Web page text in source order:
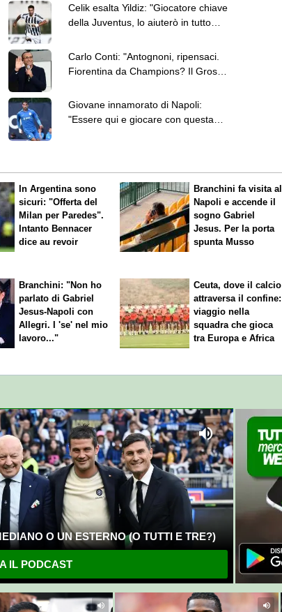
Celik esalta Yildiz: "Giocatore chiave
della Juventus, lo aiuterò in tutto
Carlo Conti: "Antognoni, ripensaci.
Fiorentina da Champions? Il Grosso
Giovane innamorato di Napoli:
"Essere qui e giocare con questa
In Argentina sono
sicuri: "Offerta del
Milan per Paredes".
Intanto Bennacer
diceau revoir
Branchini fa visita al
Napoli e accende il
sogno Gabriel
Jesus. Per la porta
spunta Musso
Branchini: "Non ho
parlato di Gabriel
Jesus-Napoli con
Allegri. I 'se' nel mio
lavoro..."
Ceuta, dove il calcio
attraversa il confine:
viaggio nella
squadra che gioca
tra Europa e Africa
O UN ESTERNO (O TUTTI E TRE?)
IL PODCAST